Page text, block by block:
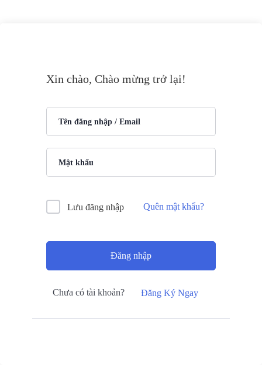
Xin chào, Chào mừng trở lại!
Lưu đăng nhập Quên mật khẩu?
Đăng nhập
Chưa có tài khoản? Đăng Ký Ngay